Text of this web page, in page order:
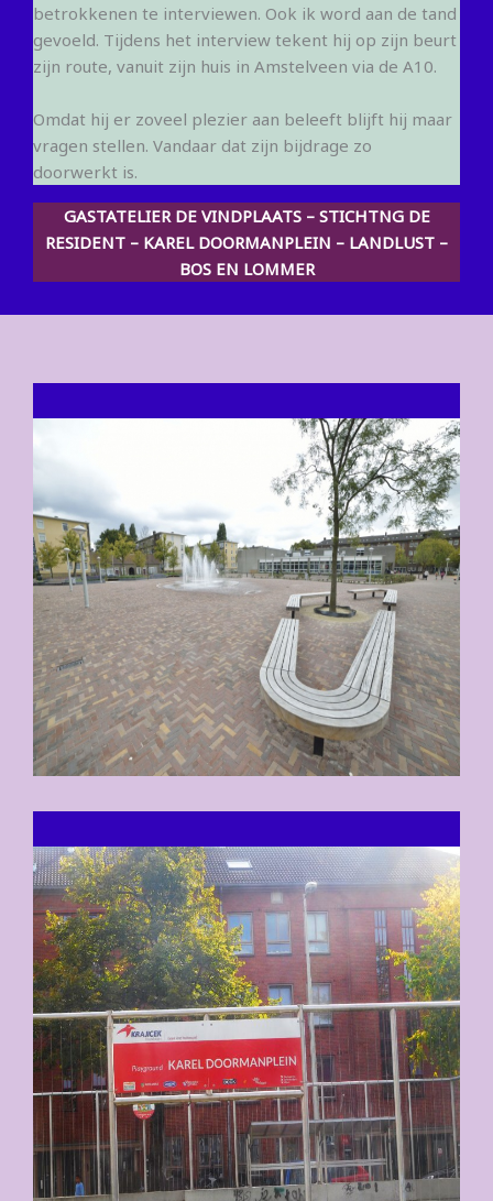
betrokkenen te interviewen. Ook ik word aan de tand
gevoeld. Tijdens het interview tekent hij op zijn beurt
zijn route, vanuit zijn huis in Amstelveen via de A10.
Omdat hij er zoveel plezier aan beleeft blijft hij maar
vragen stellen. Vandaar dat zijn bijdrage zo
doorwerkt is.
GASTATELIER DE VINDPLAATS – STICHTNG DE
RESIDENT – KAREL DOORMANPLEIN – LANDLUST –
BOS EN LOMMER